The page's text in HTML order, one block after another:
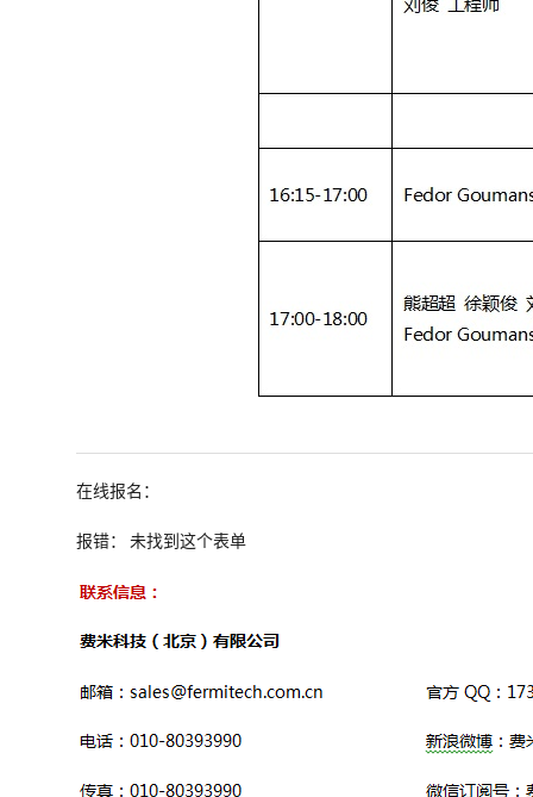
在线报名：
报错： 未找到这个表单